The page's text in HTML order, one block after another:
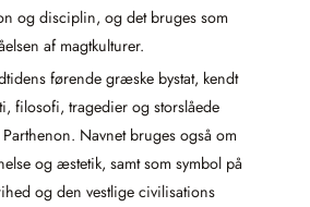
og disciplin, og det bruges som
af magtkulturer.
førende græske bystat, kendt
filosofi, tragedier og storslåede
Navnet bruges også om
og æstetik, samt som symbol på
og den vestlige civilisations